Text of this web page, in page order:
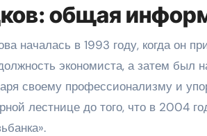
общая
началась в 1993 году, когда он
экономиста, а затем был
своему профессионализму и
лестнице до того, что в 2004